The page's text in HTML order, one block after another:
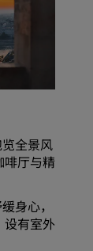
全景风
啡厅与精
身心，
有室外